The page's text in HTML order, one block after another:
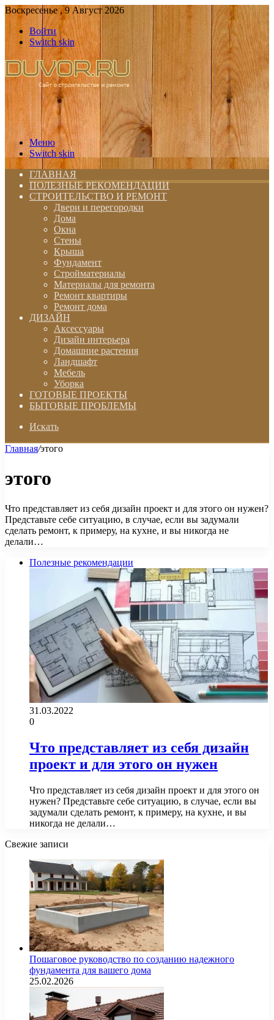
Воскресенье , 9 Август 2026
Войти
Switch skin
Меню
Switch skin
ГЛАВНАЯ
ПОЛЕЗНЫЕ РЕКОМЕНДАЦИИ
СТРОИТЕЛЬСТВО И РЕМОНТ
Двери и перегородки
Дома
Окна
Стены
Крыша
Фундамент
Стройматериалы
Материалы для ремонта
Ремонт квартиры
Ремонт дома
ДИЗАЙН
Аксессуары
Дизайн интерьера
Домашние растения
Ландшафт
Мебель
Уборка
ГОТОВЫЕ ПРОЕКТЫ
БЫТОВЫЕ ПРОБЛЕМЫ
Искать
Главная/этого
этого
Что представляет из себя дизайн проект и для этого он нужен?
Представьте себе ситуацию, в случае, если вы задумали
сделать ремонт, к примеру, на кухне, и вы никогда не
делали…
Полезные рекомендации
31.03.2022
0
Что представляет из себя дизайн
проект и для этого он нужен
Что представляет из себя дизайн проект и для этого он
нужен? Представьте себе ситуацию, в случае, если вы
задумали сделать ремонт, к примеру, на кухне, и вы
никогда не делали…
Свежие записи
Пошаговое руководство по созданию надежного
фундамента для вашего дома
25.02.2026